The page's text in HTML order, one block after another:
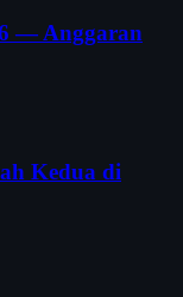
— Anggaran
Kedua di